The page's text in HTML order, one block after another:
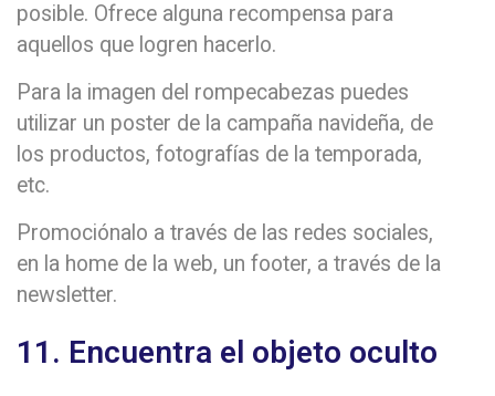
posible. Ofrece alguna recompensa para
aquellos que logren hacerlo.
Para la imagen del rompecabezas puedes
utilizar un poster de la campaña navideña, de
los productos, fotografías de la temporada,
etc.
Promociónalo a través de las redes sociales,
en la home de la web, un footer, a través de la
newsletter.
11. Encuentra el objeto oculto